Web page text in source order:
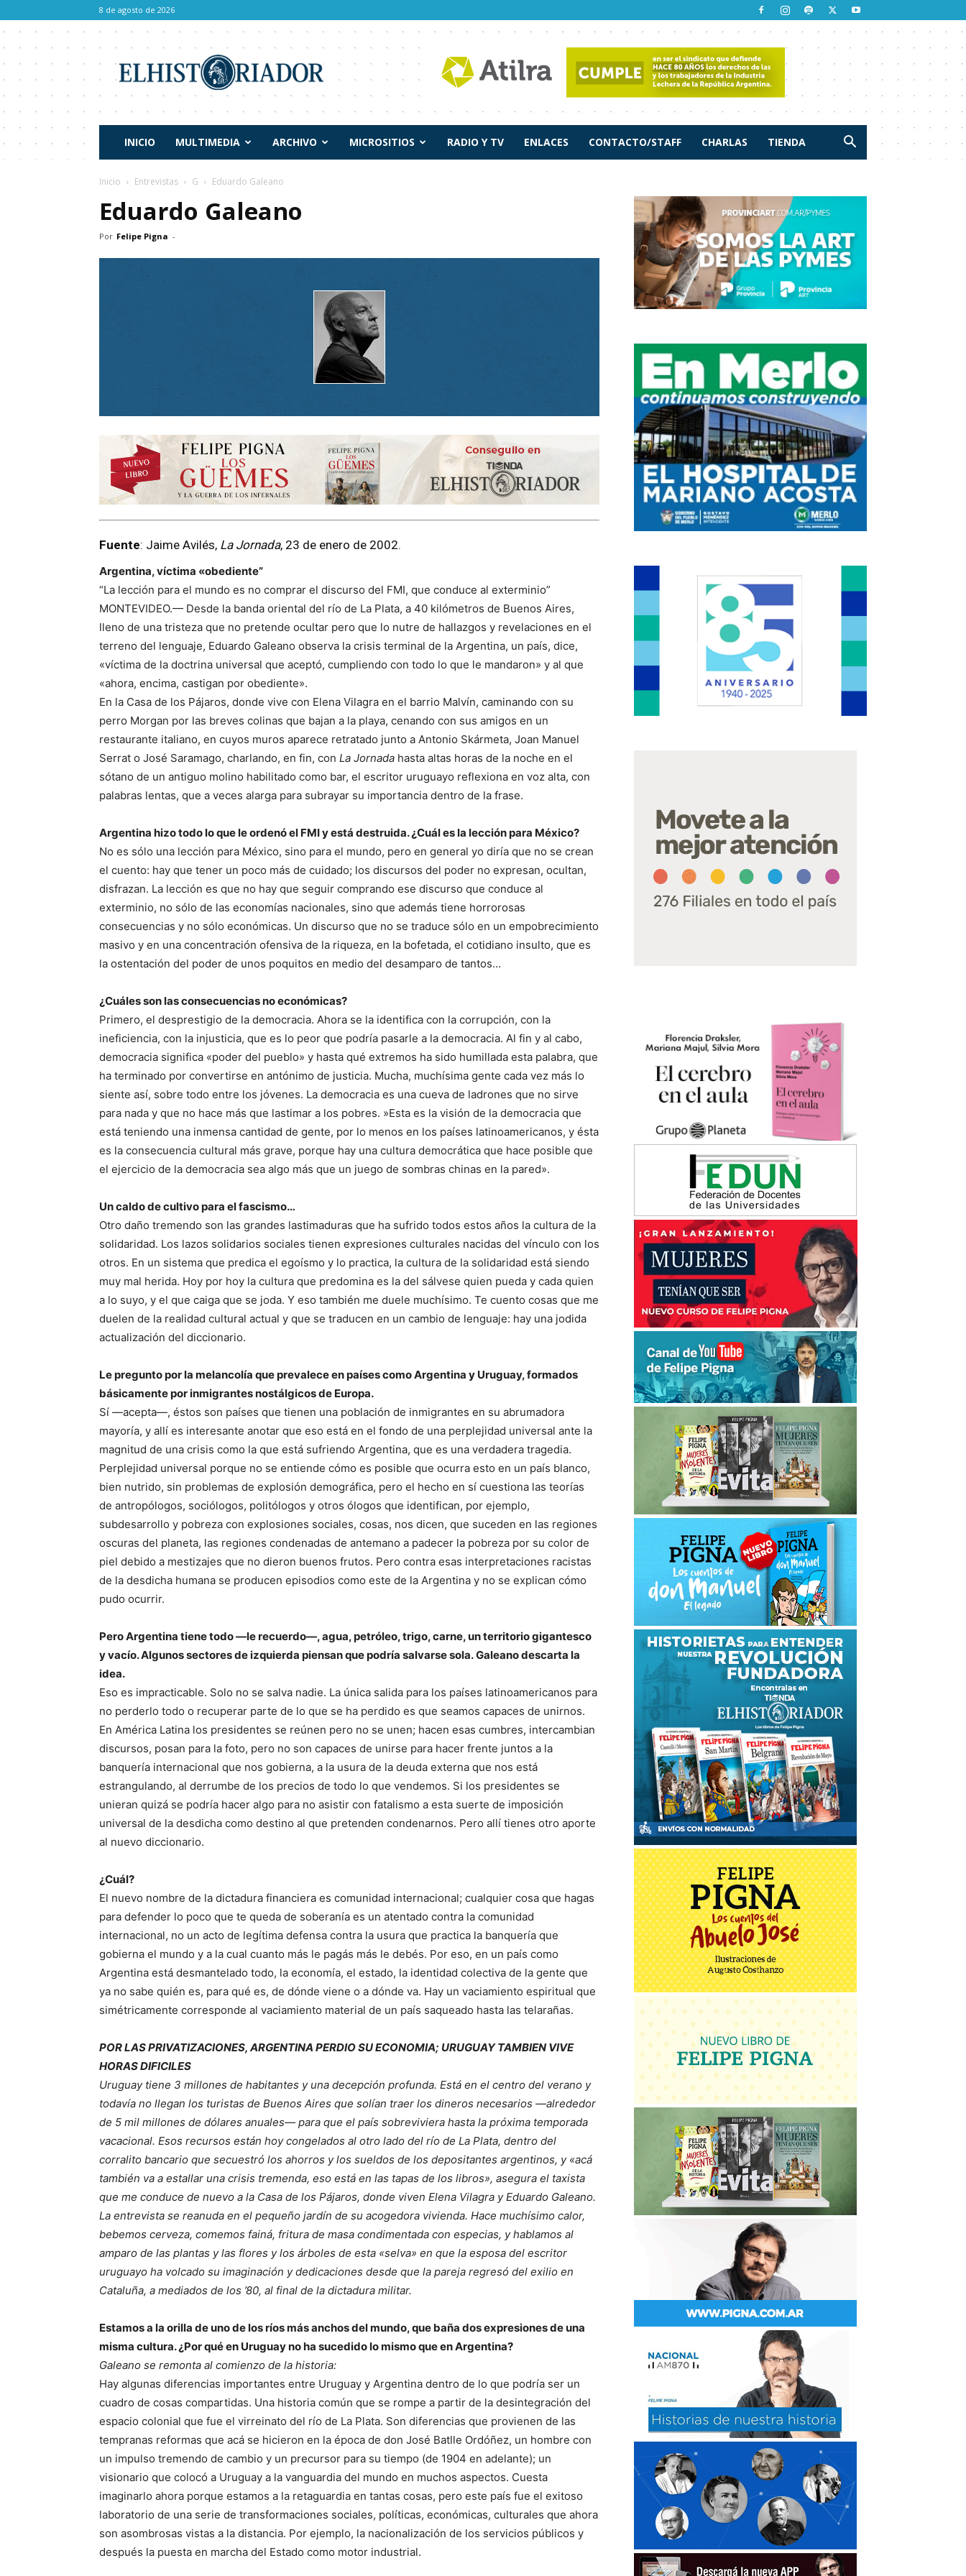
8 de agosto de 2026
Historiador
INICIO MULTIMEDIA ARCHIVO MICROSITIOS RADIO Y TV ENLACES CONTACTO/STAFF CHARLAS TIENDA
Inicio Entrevistas G Eduardo Galeano
Eduardo Galeano
Por Felipe Pigna -
Fuente: Jaime Avilés, La Jornada, 23 de enero de 2002.
Argentina, víctima «obediente”
“La lección para el mundo es no comprar el discurso del FMI, que conduce al exterminio”
MONTEVIDEO.— Desde la banda oriental del río de La Plata, a 40 kilómetros de Buenos Aires,
lleno de una tristeza que no pretende ocultar pero que lo nutre de hallazgos y revelaciones en el
terreno del lenguaje, Eduardo Galeano observa la crisis terminal de la Argentina, un país, dice,
«víctima de la doctrina universal que aceptó, cumpliendo con todo lo que le mandaron» y al que
«ahora, encima, castigan por obediente».
En la Casa de los Pájaros, donde vive con Elena Vilagra en el barrio Malvín, caminando con su
perro Morgan por las breves colinas que bajan a la playa, cenando con sus amigos en un
restaurante italiano, en cuyos muros aparece retratado junto a Antonio Skármeta, Joan Manuel
Serrat o José Saramago, charlando, en fin, con La Jornada hasta altas horas de la noche en el
sótano de un antiguo molino habilitado como bar, el escritor uruguayo reflexiona en voz alta, con
palabras lentas, que a veces alarga para subrayar su importancia dentro de la frase.
Argentina hizo todo lo que le ordenó el FMI y está destruida. ¿Cuál es la lección para México?
No es sólo una lección para México, sino para el mundo, pero en general yo diría que no se crean
el cuento: hay que tener un poco más de cuidado; los discursos del poder no expresan, ocultan,
disfrazan. La lección es que no hay que seguir comprando ese discurso que conduce al
exterminio, no sólo de las economías nacionales, sino que además tiene horrorosas
consecuencias y no sólo económicas. Un discurso que no se traduce sólo en un empobrecimiento
masivo y en una concentración ofensiva de la riqueza, en la bofetada, el cotidiano insulto, que es
la ostentación del poder de unos poquitos en medio del desamparo de tantos…
¿Cuáles son las consecuencias no económicas?
Primero, el desprestigio de la democracia. Ahora se la identifica con la corrupción, con la
ineficiencia, con la injusticia, que es lo peor que podría pasarle a la democracia. Al fin y al cabo,
democracia significa «poder del pueblo» y hasta qué extremos ha sido humillada esta palabra, que
ha terminado por convertirse en antónimo de justicia. Mucha, muchísima gente cada vez más lo
siente así, sobre todo entre los jóvenes. La democracia es una cueva de ladrones que no sirve
para nada y que no hace más que lastimar a los pobres. »Esta es la visión de la democracia que
está teniendo una inmensa cantidad de gente, por lo menos en los países latinoamericanos, y ésta
es la consecuencia cultural más grave, porque hay una cultura democrática que hace posible que
el ejercicio de la democracia sea algo más que un juego de sombras chinas en la pared».
Un caldo de cultivo para el fascismo…
Otro daño tremendo son las grandes lastimaduras que ha sufrido todos estos años la cultura de la
solidaridad. Los lazos solidarios sociales tienen expresiones culturales nacidas del vínculo con los
otros. En un sistema que predica el egoísmo y lo practica, la cultura de la solidaridad está siendo
muy mal herida. Hoy por hoy la cultura que predomina es la del sálvese quien pueda y cada quien
a lo suyo, y el que caiga que se joda. Y eso también me duele muchísimo. Te cuento cosas que me
duelen de la realidad cultural actual y que se traducen en un cambio de lenguaje: hay una jodida
actualización del diccionario.
Le pregunto por la melancolía que prevalece en países como Argentina y Uruguay, formados
básicamente por inmigrantes nostálgicos de Europa.
Sí —acepta—, éstos son países que tienen una población de inmigrantes en su abrumadora
mayoría, y allí es interesante anotar que eso está en el fondo de una perplejidad universal ante la
magnitud de una crisis como la que está sufriendo Argentina, que es una verdadera tragedia.
Perplejidad universal porque no se entiende cómo es posible que ocurra esto en un país blanco,
bien nutrido, sin problemas de explosión demográfica, pero el hecho en sí cuestiona las teorías
de antropólogos, sociólogos, politólogos y otros ólogos que identifican, por ejemplo,
subdesarrollo y pobreza con explosiones sociales, cosas, nos dicen, que suceden en las regiones
oscuras del planeta, las regiones condenadas de antemano a padecer la pobreza por su color de
piel debido a mestizajes que no dieron buenos frutos. Pero contra esas interpretaciones racistas
de la desdicha humana se producen episodios como este de la Argentina y no se explican cómo
pudo ocurrir.
Pero Argentina tiene todo —le recuerdo—, agua, petróleo, trigo, carne, un territorio gigantesco
y vacío. Algunos sectores de izquierda piensan que podría salvarse sola.Galeano descarta la
idea.
Eso es impracticable. Solo no se salva nadie. La única salida para los países latinoamericanos para
no perderlo todo o recuperar parte de lo que se ha perdido es que seamos capaces de unirnos.
En América Latina los presidentes se reúnen pero no se unen; hacen esas cumbres, intercambian
discursos, posan para la foto, pero no son capaces de unirse para hacer frente juntos a la
banquería internacional que nos gobierna, a la usura de la deuda externa que nos está
estrangulando, al derrumbe de los precios de todo lo que vendemos. Si los presidentes se
unieran quizá se podría hacer algo para no asistir con fatalismo a esta suerte de imposición
universal de la desdicha como destino al que pretenden condenarnos. Pero allí tienes otro aporte
al nuevo diccionario.
¿Cuál?
El nuevo nombre de la dictadura financiera es comunidad internacional; cualquier cosa que hagas
para defender lo poco que te queda de soberanía es un atentado contra la comunidad
internacional, no un acto de legítima defensa contra la usura que practica la banquería que
gobierna el mundo y a la cual cuanto más le pagás más le debés. Por eso, en un país como
Argentina está desmantelado todo, la economía, el estado, la identidad colectiva de la gente que
ya no sabe quién es, para qué es, de dónde viene o a dónde va. Hay un vaciamiento espiritual que
simétricamente corresponde al vaciamiento material de un país saqueado hasta las telarañas.
POR LAS PRIVATIZACIONES, ARGENTINA PERDIO SU ECONOMIA; URUGUAY TAMBIEN VIVE
HORAS DIFICILES
Uruguay tiene 3 millones de habitantes y una decepción profunda. Está en el centro del verano y
todavía no llegan los turistas de Buenos Aires que solían traer los dineros necesarios —alrededor
de 5 mil millones de dólares anuales— para que el país sobreviviera hasta la próxima temporada
vacacional. Esos recursos están hoy congelados al otro lado del río de La Plata, dentro del
corralito bancario que secuestró los ahorros y los sueldos de los depositantes argentinos, y «acá
también va a estallar una crisis tremenda, eso está en las tapas de los libros», asegura el taxista
que me conduce de nuevo a la Casa de los Pájaros, donde viven Elena Vilagra y Eduardo Galeano.
La entrevista se reanuda en el pequeño jardín de su acogedora vivienda. Hace muchísimo calor,
bebemos cerveza, comemos fainá, fritura de masa condimentada con especias, y hablamos al
amparo de las plantas y las flores y los árboles de esta «selva» en que la esposa del escritor
uruguayo ha volcado su imaginación y dedicaciones desde que la pareja regresó del exilio en
Cataluña, a mediados de los ’80, al final de la dictadura militar.
Estamos a la orilla de uno de los ríos más anchos del mundo, que baña dos expresiones de una
misma cultura. ¿Por qué en Uruguay no ha sucedido lo mismo que en Argentina?
Galeano se remonta al comienzo de la historia:
Hay algunas diferencias importantes entre Uruguay y Argentina dentro de lo que podría ser un
cuadro de cosas compartidas. Una historia común que se rompe a partir de la desintegración del
espacio colonial que fue el virreinato del río de La Plata. Son diferencias que provienen de las
tempranas reformas que acá se hicieron en la época de don José Batlle Ordóñez, un hombre con
un impulso tremendo de cambio y un precursor para su tiempo (de 1904 en adelante); un
visionario que colocó a Uruguay a la vanguardia del mundo en muchos aspectos. Cuesta
imaginarlo ahora porque estamos a la retaguardia en tantas cosas, pero este país fue el exitoso
laboratorio de una serie de transformaciones sociales, políticas, económicas, culturales que ahora
son asombrosas vistas a la distancia. Por ejemplo, la nacionalización de los servicios públicos y
después la puesta en marcha del Estado como motor industrial.